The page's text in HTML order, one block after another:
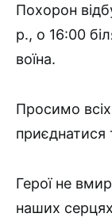
Похорон
р., о 16:00
воїна.
Просимо
приєднатися
Герої не
наших